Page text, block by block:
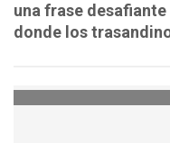
una frase
donde los